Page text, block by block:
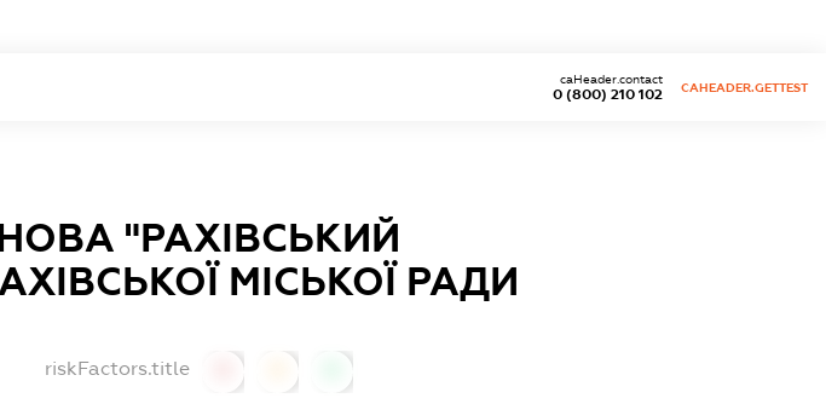
0 (800) 210 102
caHeader.contact
CAHEADER.GETTEST
"РАХІВСЬКИЙ
МІСЬКОЇ РАДИ
riskFactors.title